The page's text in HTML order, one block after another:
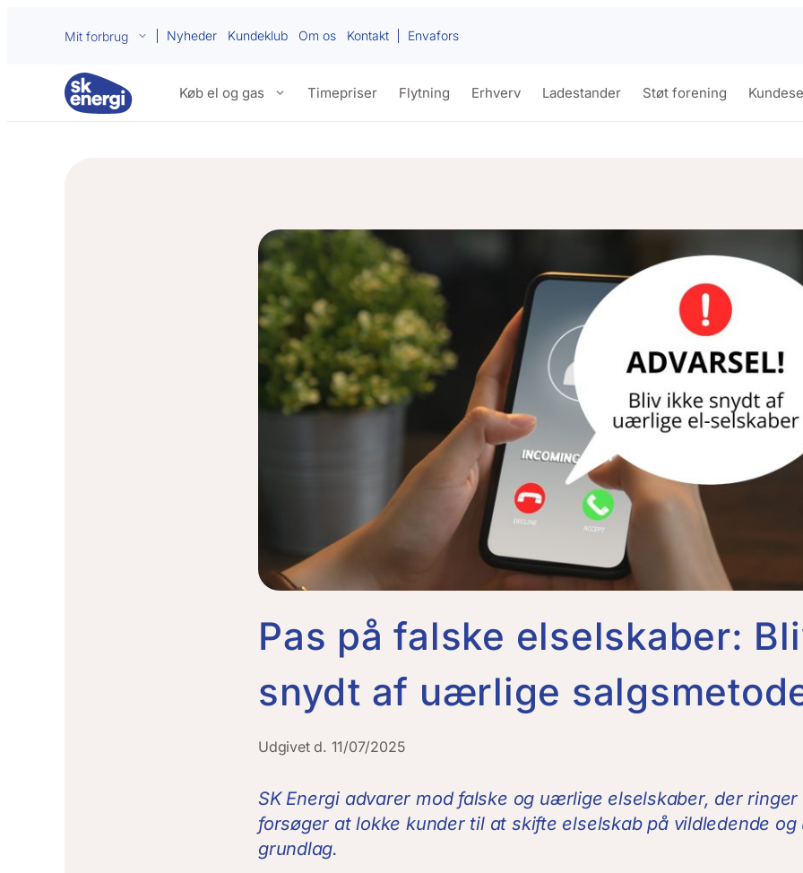
Mit forbrug Nyheder Kundeklub Om os Kontakt Envafors
Køb el og gas Timepriser Flytning Erhverv Ladestander Støt forening
Pas på falske elselskaber:
snydt af uærlige
Udgivet d. 11/07/2025
SK Energi advarer mod falske og uærlige elselskaber, der
forsøger at lokke kunder til at skifte elselskab på vildledende
grundlag.